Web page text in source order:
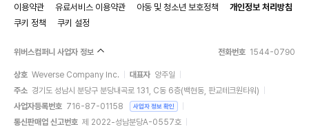
이용약관 유료서비스 이용약관 아동 및 청소년 보호정책
개인정보 처리방침
쿠키 정책
쿠키 설정
위버스컴퍼니 사업자 정보 전화번호 1544-0790
상호 Weverse Company Inc. 대표자 양주일
주소 경기도 성남시 분당구 분당내곡로 131, C동 6층(백현동, 판교테크원타워)
사업자등록번호 716-87-01158 사업자 정보 확인
통신판매업 신고번호 제 2022-성남분당A-0557호